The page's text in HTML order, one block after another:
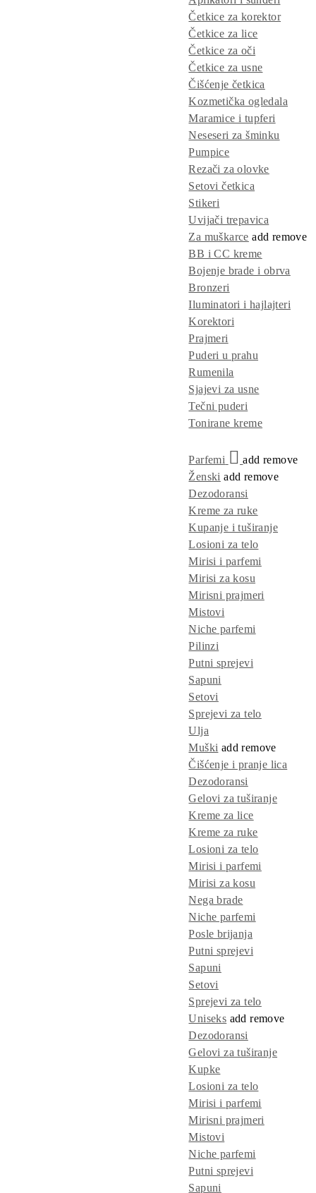
Četkice za korektor
Četkice za lice
Četkice za oči
Četkice za usne
Čišćenje četkica
Kozmetička ogledala
Maramice i tupferi
Neseseri za šminku
Pumpice
Rezači za olovke
Setovi četkica
Stikeri
Uvijači trepavica
Za muškarce add remove
BB i CC kreme
Bojenje brade i obrva
Bronzeri
Iluminatori i hajlajteri
Korektori
Prajmeri
Puderi u prahu
Rumenila
Sjajevi za usne
Tečni puderi
Tonirane kreme
Parfemi addremove
Ženski add remove
Dezodoransi
Kreme za ruke
Kupanje i tuširanje
Losioni za telo
Mirisi i parfemi
Mirisi za kosu
Mirisni prajmeri
Mistovi
Niche parfemi
Pilinzi
Putni sprejevi
Sapuni
Setovi
Sprejevi za telo
Ulja
Muški addremove
Čišćenje i pranje lica
Dezodoransi
Gelovi za tuširanje
Kreme za lice
Kreme za ruke
Losioni za telo
Mirisi i parfemi
Mirisi za kosu
Nega brade
Niche parfemi
Posle brijanja
Putni sprejevi
Sapuni
Setovi
Sprejevi za telo
Uniseks addremove
Dezodoransi
Gelovi za tuširanje
Kupke
Losioni za telo
Mirisi i parfemi
Mirisni prajmeri
Mistovi
Niche parfemi
Putni sprejevi
Sapuni